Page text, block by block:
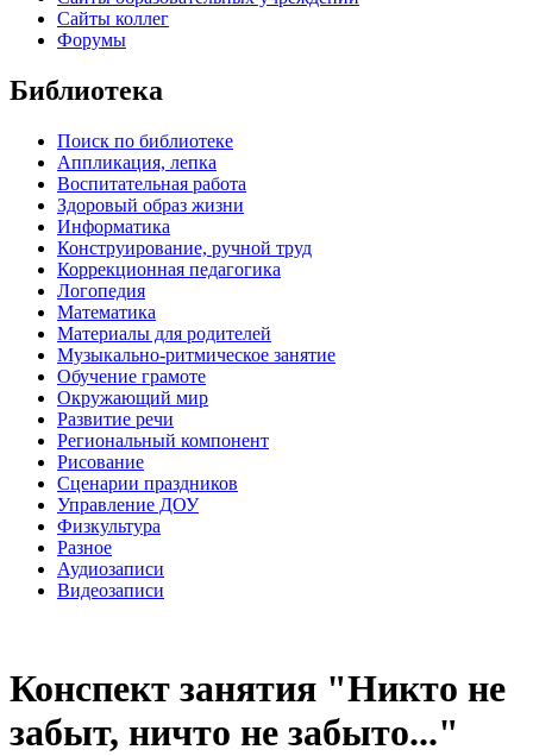
Сайты коллег
Форумы
Библиотека
Поиск по библиотеке
Аппликация, лепка
Воспитательная работа
Здоровый образ жизни
Информатика
Конструирование, ручной труд
Коррекционная педагогика
Логопедия
Математика
Материалы для родителей
Музыкально-ритмическое занятие
Обучение грамоте
Окружающий мир
Развитие речи
Региональный компонент
Рисование
Сценарии праздников
Управление ДОУ
Физкультура
Разное
Аудиозаписи
Видеозаписи
Конспект занятия "Никто не
забыт, ничто не забыто..."